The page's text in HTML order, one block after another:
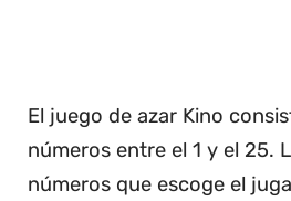
El juego de azar Kino
números entre el 1 y el 25.
números que escoge el